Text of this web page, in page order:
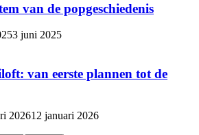
van de popgeschiedenis
3 juni 2025
van eerste plannen tot de
202612 januari 2026